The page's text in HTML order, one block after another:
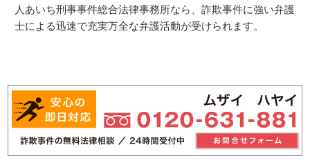
人あいち刑事事件総合法律事務所なら、詐欺事件に強い弁護
士による迅速で充実万全な弁護活動が受けられます。